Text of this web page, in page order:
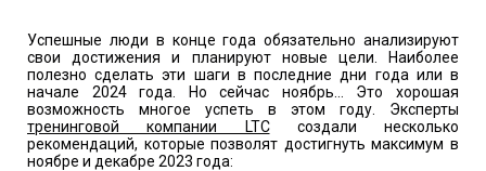
Успешные люди в конце года обязательно анализируют
свои достижения и планируют новые цели. Наиболее
полезно сделать эти шаги в последние дни года или в
начале 2024 года. Но сейчас ноябрь… Это хорошая
возможность многое успеть в этом году. Эксперты
тренинговой компании LTCсоздали несколько
рекомендаций, которые позволят достигнуть максимум в
ноябре и декабре 2023 года: